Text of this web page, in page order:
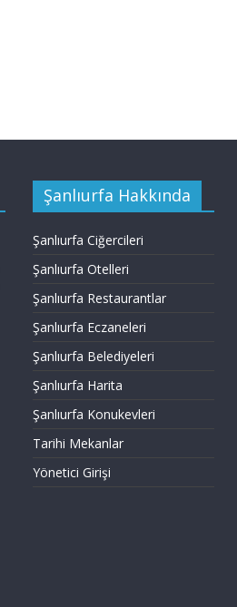
Şanlıurfa Hakkında
Şanlıurfa Ciğercileri
Şanlıurfa Otelleri
Şanlıurfa Restaurantlar
Şanlıurfa Eczaneleri
Şanlıurfa Belediyeleri
Şanlıurfa Harita
Şanlıurfa Konukevleri
Tarihi Mekanlar
Yönetici Girişi